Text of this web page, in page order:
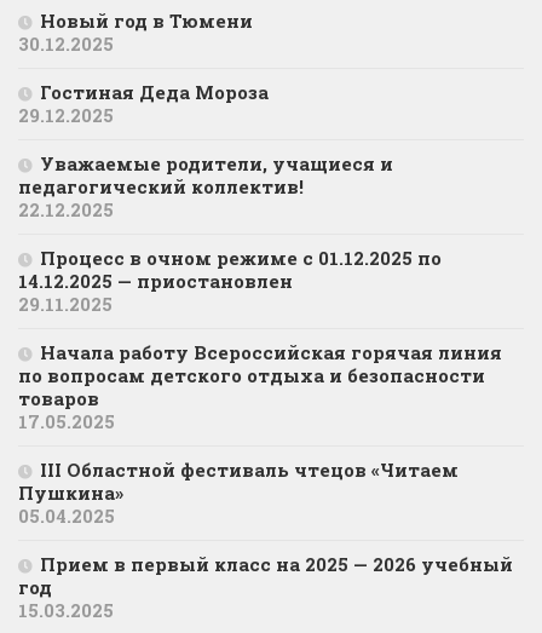
Новый год в Тюмени
30.12.2025
Гостиная Деда Мороза
29.12.2025
Уважаемые родители, учащиеся и
педагогический коллектив!
22.12.2025
Процесс в очном режиме с 01.12.2025 по
14.12.2025 — приостановлен
29.11.2025
Начала работу Всероссийская горячая линия
по вопросам детского отдыха и безопасности
товаров
17.05.2025
III Областной фестиваль чтецов «Читаем
Пушкина»
05.04.2025
Прием в первый класс на 2025 — 2026 учебный
год
15.03.2025